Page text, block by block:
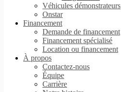
Véhicules démonstrateurs
Onstar
Financement
Demande de financement
Financement spécialisé
Location ou financement
À propos
Contactez-nous
Équipe
Carrière